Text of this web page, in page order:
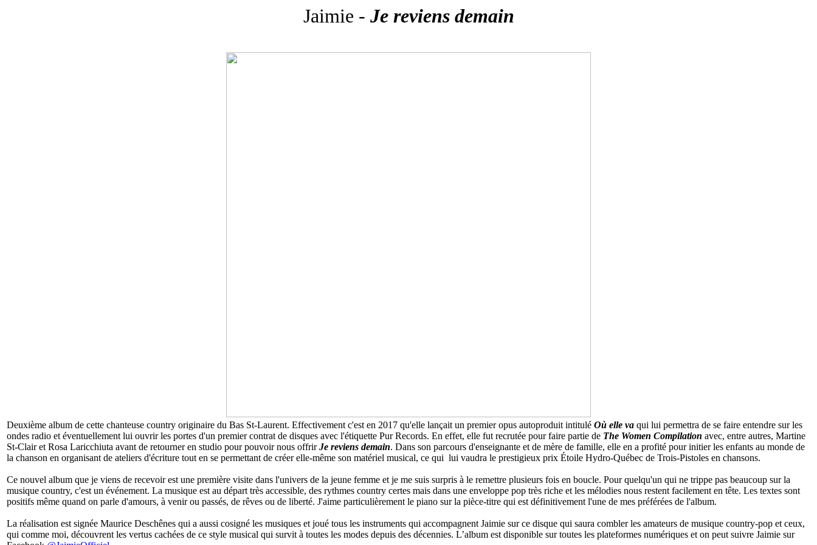
Jaimie - Je reviens demain
Deuxième album de cette chanteuse country originaire du Bas St-Laurent. Effectivement c'est en 2017 qu'elle lançait un premier opus autoproduit intitulé Où elle va qui lui permettra de se faire entendre sur les
ondes radio et éventuellement lui ouvrir les portes d'un premier contrat de disques avec l'étiquette Pur Records. En effet, elle fut recrutée pour faire partie de The Women Compilation avec, entre autres, Martine
St-Clair et Rosa Laricchiuta avant de retourner en studio pour pouvoir nous offrirJe reviens demain. Dans son parcours d'enseignante et de mère de famille, elle en a profité pour initier les enfants au monde de
la chanson en organisant de ateliers d'écriture tout en se permettant de créer elle-même son matériel musical, ce qui lui vaudra le prestigieux prix Étoile Hydro-Québec de Trois-Pistoles en chansons.
Ce nouvel album que je viens de recevoir est une première visite dans l'univers de la jeune femme et je me suis surpris à le remettre plusieurs fois en boucle. Pour quelqu'un qui ne trippe pas beaucoup sur la
musique country, c'est un événement. La musique est au départ très accessible, des rythmes country certes mais dans une enveloppe pop très riche et les mélodies nous restent facilement en tête. Les textes sont
positifs même quand on parle d'amours, à venir ou passés, de rêves ou de liberté. J'aime particulièrement le piano sur la pièce-titre qui est définitivement l'une de mes préférées de l'album.
La réalisation est signée Maurice Deschênes qui a aussi cosigné les musiques et joué tous les instruments qui accompagnent Jaimie sur ce disque qui saura combler les amateurs de musique country-pop et ceux,
qui comme moi, découvrent les vertus cachées de ce style musical qui survit à toutes les modes depuis des décennies. L’album est disponible sur toutes les plateformes numériques et on peut suivre Jaimie sur